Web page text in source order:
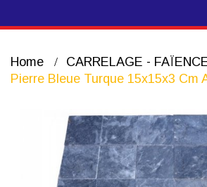
Home
CARRELAGE -
Pierre Bleue Turque 15x15x3 Cm